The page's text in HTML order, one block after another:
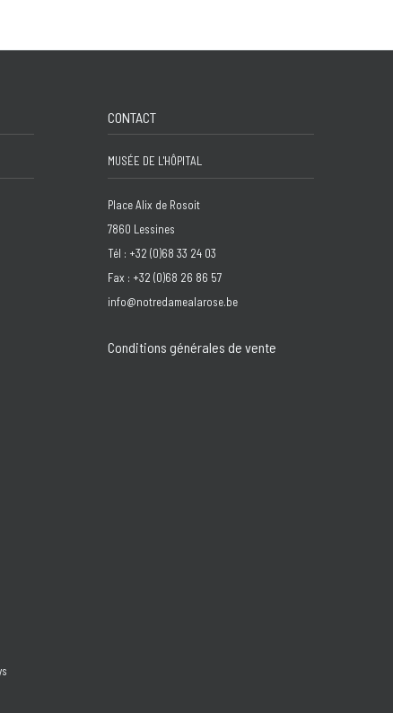
CONTACT
MUSÉE DE L'HÔPITAL
Place Alix de Rosoit
7860 Lessines
Tél : +32 (0)68 33 24 03
Fax : +32 (0)68 26 86 57
info@notredamealarose.be
Conditions générales de vente